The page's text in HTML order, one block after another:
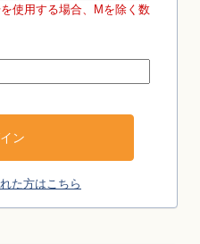
使用する場合、Mを除く数
た方はこちら